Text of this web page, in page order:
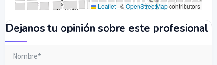
Leaflet | ©OpenStreetMapcontributors
Dejanos tu opinión sobre este profesional